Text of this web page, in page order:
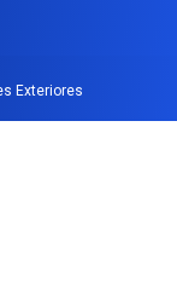
Exteriores